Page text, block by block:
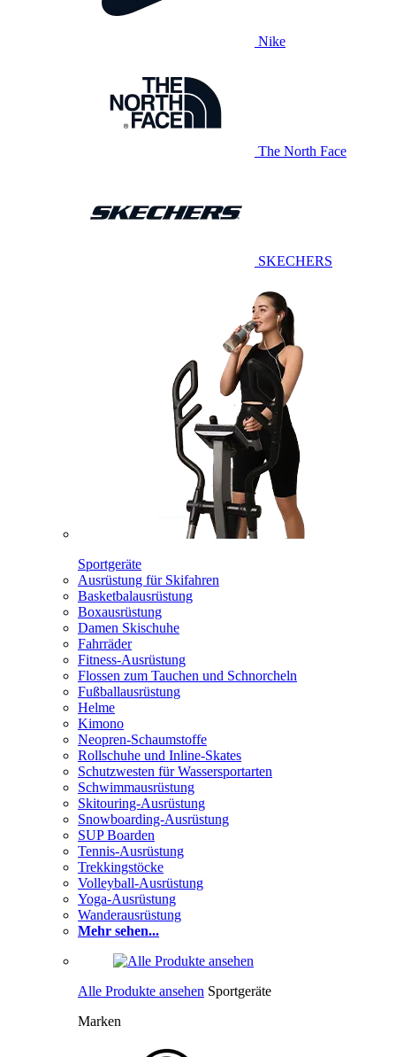
Nike
The North Face
SKECHERS
Sportgeräte
Ausrüstung für Skifahren
Basketbalausrüstung
Boxausrüstung
Damen Skischuhe
Fahrräder
Fitness-Ausrüstung
Flossen zum Tauchen und Schnorcheln
Fußballausrüstung
Helme
Kimono
Neopren-Schaumstoffe
Rollschuhe und Inline-Skates
Schutzwesten für Wassersportarten
Schwimmausrüstung
Skitouring-Ausrüstung
Snowboarding-Ausrüstung
SUP Boarden
Tennis-Ausrüstung
Trekkingstöcke
Volleyball-Ausrüstung
Yoga-Ausrüstung
Wanderausrüstung
Mehr sehen...
Alle Produkte ansehen Sportgeräte
Marken